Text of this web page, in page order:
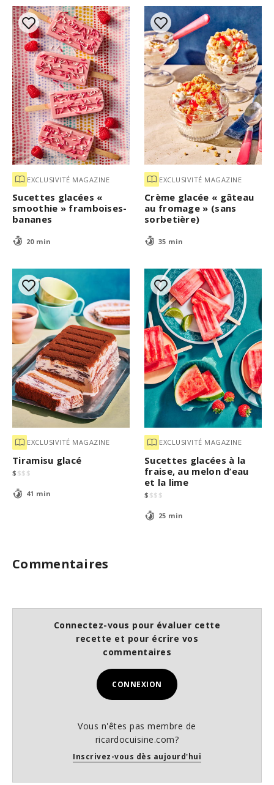
EXCLUSIVITÉ MAGAZINE
Sucettes glacées «
smoothie » framboises-
bananes
20 min
EXCLUSIVITÉ MAGAZINE
Crème glacée « gâteau
au fromage » (sans
sorbetière)
35 min
EXCLUSIVITÉ MAGAZINE
Tiramisu glacé
$ $$ $
41 min
EXCLUSIVITÉ MAGAZINE
Sucettes glacées à la
fraise, au melon d’eau
et la lime
$ $$ $
25 min
Commentaires
Connectez-vous pour évaluer cette
recette et pour écrire vos
commentaires
CONNEXION
Vous n'êtes pas membre de
ricardocuisine.com?
Inscrivez-vous dès aujourd'hui